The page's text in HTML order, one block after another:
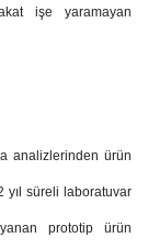
işe yaramayan
analizlerinden ürün
yıl süreli laboratuvar
prototip ürün